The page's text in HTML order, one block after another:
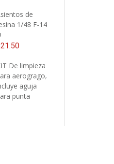
de
1/48 F-14
21.50
De limpieza
aerogrago,
aguja
punta